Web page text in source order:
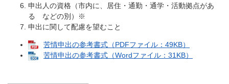
申出人の資格（市内に、居住・通勤・通学・活動拠点があ
る などの別）※
申出に関して配慮を望むこと
苦情申出の参考書式（PDFファイル：49KB）
苦情申出の参考書式（Wordファイル：31KB）